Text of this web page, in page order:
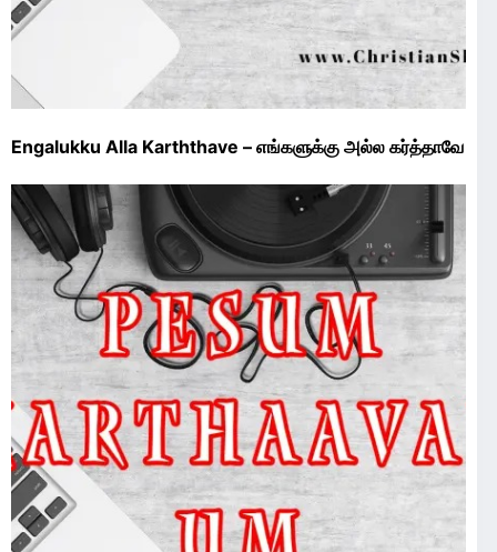
Engalukku Alla Karththave – எங்களுக்கு அல்ல கர்த்தாவே